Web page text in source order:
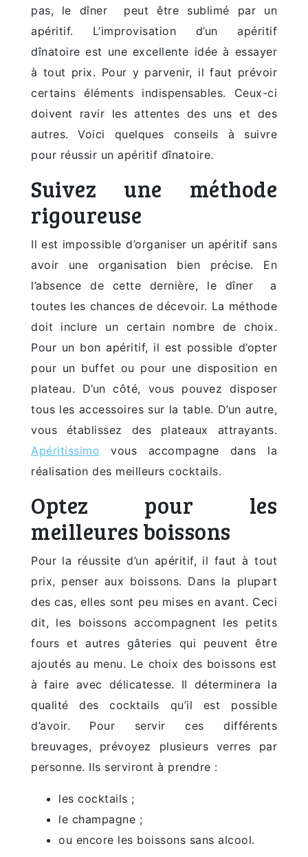
pas, le dîner peut être sublimé par un
apéritif. L’improvisation d’un apéritif
dînatoire est une excellente idée à essayer
à tout prix. Pour y parvenir, il faut prévoir
certains éléments indispensables. Ceux-ci
doivent ravir les attentes des uns et des
autres. Voici quelques conseils à suivre
pour réussir un apéritif dînatoire.
Suivez une méthode
rigoureuse
Il est impossible d’organiser un apéritif sans
avoir une organisation bien précise. En
l’absence de cette dernière, le dîner a
toutes les chances de décevoir. La méthode
doit inclure un certain nombre de choix.
Pour un bon apéritif, il est possible d’opter
pour un buffet ou pour une disposition en
plateau. D’un côté, vous pouvez disposer
tous les accessoires sur la table. D’un autre,
vous établissez des plateaux attrayants.
Apéritissimo vous accompagne dans la
réalisation des meilleurs cocktails.
Optez pour les
meilleures boissons
Pour la réussite d’un apéritif, il faut à tout
prix, penser aux boissons. Dans la plupart
des cas, elles sont peu mises en avant. Ceci
dit, les boissons accompagnent les petits
fours et autres gâteries qui peuvent être
ajoutés au menu. Le choix des boissons est
à faire avec délicatesse. Il déterminera la
qualité des cocktails qu’il est possible
d’avoir. Pour servir ces différents
breuvages, prévoyez plusieurs verres par
personne. Ils serviront à prendre :
les cocktails ;
le champagne ;
ou encore les boissons sans alcool.